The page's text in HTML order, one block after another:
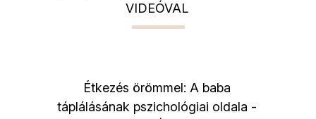
VIDEÓVAL
Étkezés örömmel: A baba
táplálásának pszichológiai oldala -